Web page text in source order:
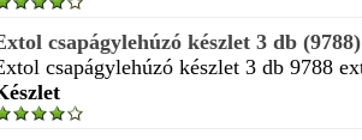
csapágylehúzó készlet 3 db
csapágylehúzó készlet 3 db 9788